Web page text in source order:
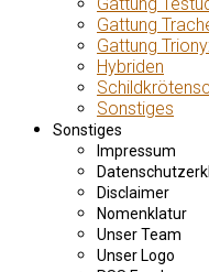
Gattung
Gattung
Hybriden
Sonstiges
Sonstiges
Impressum
Disclaimer
Nomenklatur
Unser Team
Unser Logo